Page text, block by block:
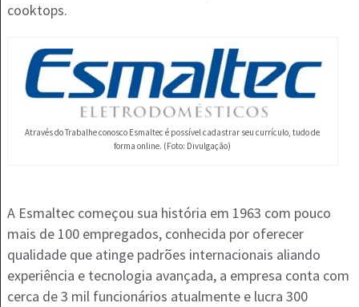
cooktops.
Através do Trabalhe conosco Esmaltec é possível cadastrar seu currículo, tudo de
forma online. (Foto: Divulgação)
A Esmaltec começou sua história em 1963 com pouco
mais de 100 empregados, conhecida por oferecer
qualidade que atinge padrões internacionais aliando
experiência e tecnologia avançada, a empresa conta com
cerca de 3 mil funcionários atualmente e lucra 300